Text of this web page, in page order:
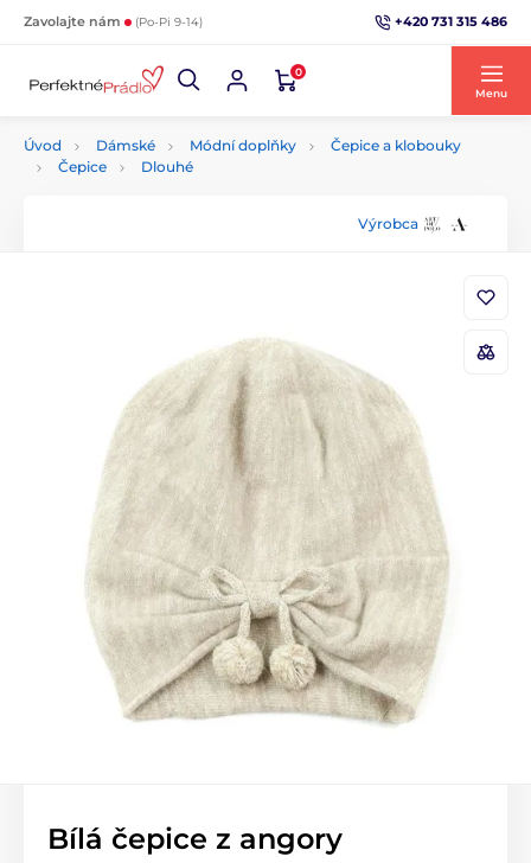
Zavolajte nám (Po-Pi 9-14) +420 731 315 486
0
Menu
Úvod Dámské Módní doplňky
Čepice a klobouky
Čepice
Dlouhé
Výrobca
Bílá čepice z angory